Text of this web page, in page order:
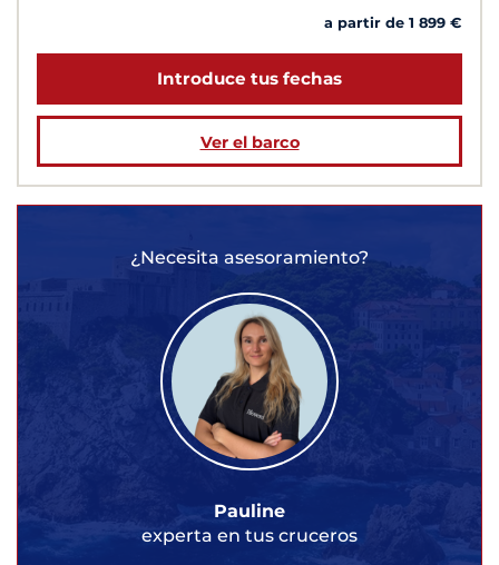
a partir de 1 899 €
Introduce tus fechas
Ver el barco
¿Necesita asesoramiento?
Pauline
experta en tus cruceros